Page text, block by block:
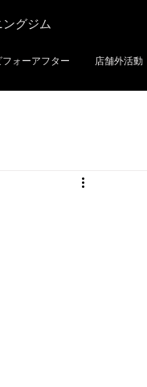
グジム
フォーアフター 店舗外活動